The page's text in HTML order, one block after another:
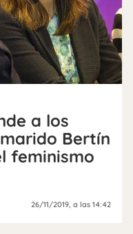
a los
Bertín
feminismo
26/11/2019 , a las 14:42